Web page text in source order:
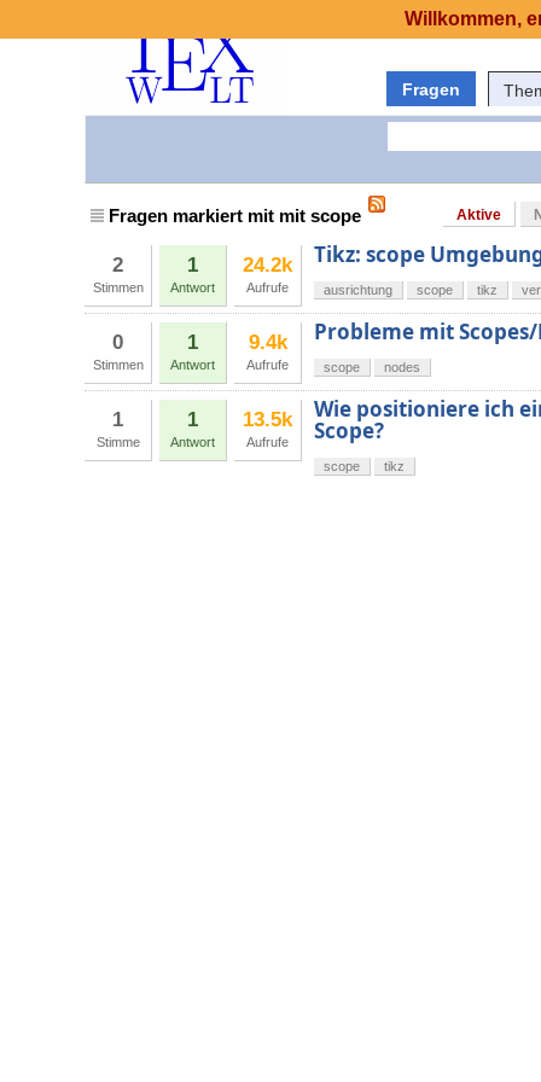
Fragen
Fragen markiert mit mit scope Aktive
2
Stimmen
1
Antwort
24.2k
Aufrufe
Tikz: scope
ausrichtung scope tikz
0
Stimmen
1
Antwort
9.4k
Aufrufe
Probleme mit
scope nodes
1
Stimme
1
Antwort
13.5k
Aufrufe
Wie positioniere ich
Scope?
scope tikz
Willkommen,